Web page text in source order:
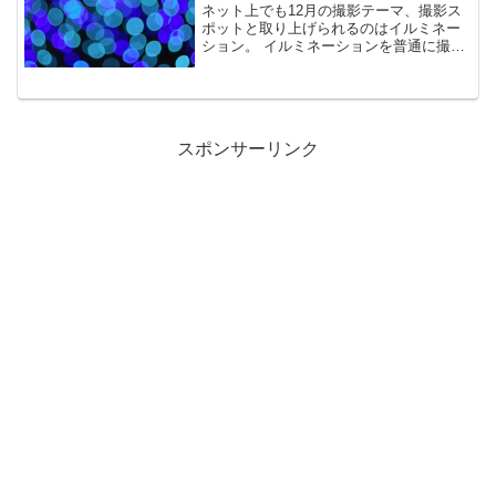
ネット上でも12月の撮影テーマ、撮影ス
ポットと取り上げられるのはイルミネー
ション。 イルミネーションを普通に撮っ
の注意点なるべく明るいレンズを選択す
スポンサーリンク